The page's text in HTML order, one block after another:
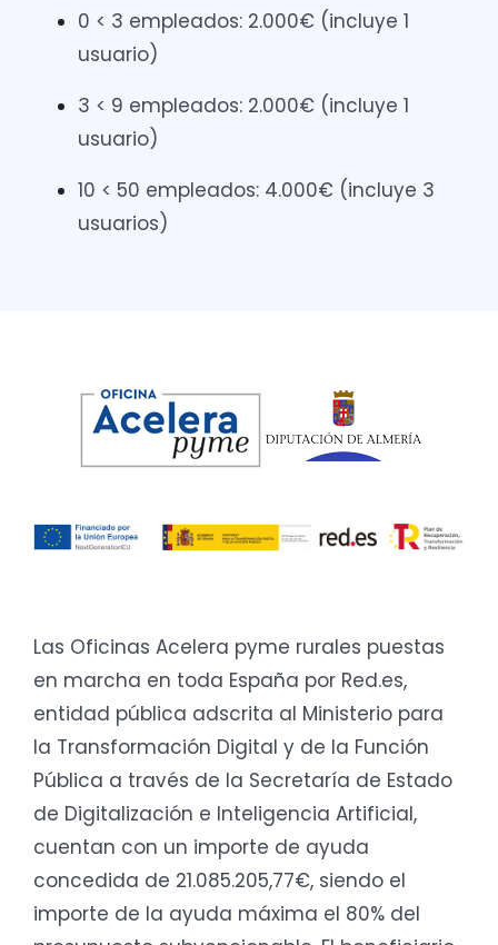
0 < 3 empleados: 2.000€ (incluye 1
usuario)
3 < 9 empleados: 2.000€ (incluye 1
usuario)
10 < 50 empleados: 4.000€ (incluye 3
usuarios)
Las Oficinas Acelera pyme rurales puestas
en marcha en toda España por Red.es,
entidad pública adscrita al Ministerio para
la Transformación Digital y de la Función
Pública a través de la Secretaría de Estado
de Digitalización e Inteligencia Artificial,
cuentan con un importe de ayuda
concedida de 21.085.205,77€, siendo el
importe de la ayuda máxima el 80% del